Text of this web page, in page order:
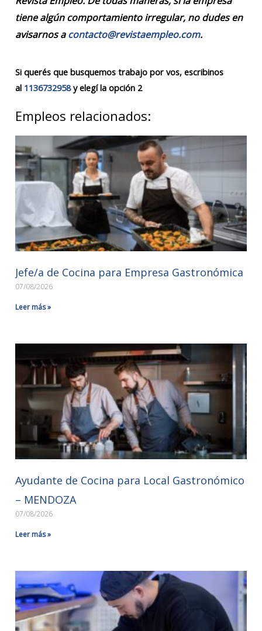
tiene algún comportamiento irregular, no dudes en
avisarnos acontacto@revistaempleo.com.
Si querés que busquemos trabajo por vos, escribinos
al 1136732958y elegí la opción 2
Empleos relacionados:
Jefe/a de Cocina para Empresa Gastronómica
07/08/2026
Leer más »
Ayudante de Cocina para Local Gastronómico
– MENDOZA
07/08/2026
Leer más »